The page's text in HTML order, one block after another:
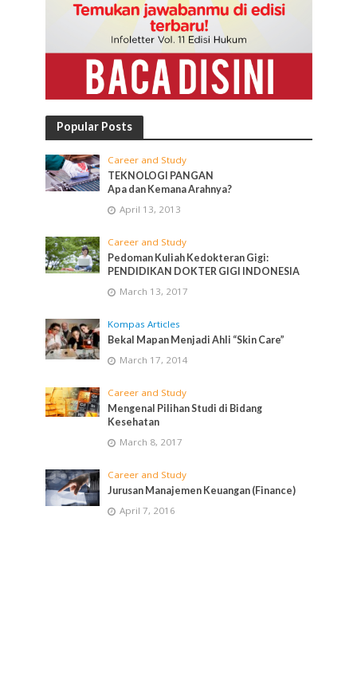
Popular Posts
Career and Study
TEKNOLOGI PANGAN
Apa dan Kemana Arahnya?
April 13, 2013
Career and Study
Pedoman Kuliah Kedokteran Gigi:
PENDIDIKAN DOKTER GIGI INDONESIA
March 13, 2017
Kompas Articles
Bekal Mapan Menjadi Ahli “Skin Care”
March 17, 2014
Career and Study
Mengenal Pilihan Studi di Bidang
Kesehatan
March 8, 2017
Career and Study
Jurusan Manajemen Keuangan (Finance)
April 7, 2016